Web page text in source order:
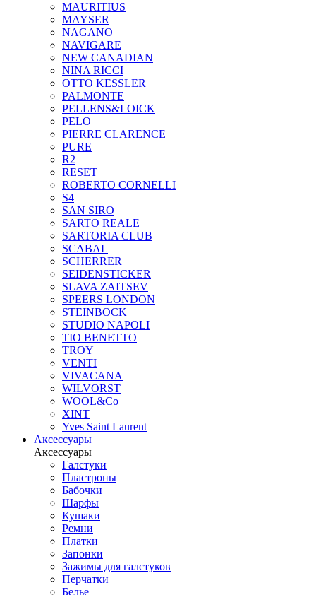
MAURITIUS
MAYSER
NAGANO
NAVIGARE
NEW CANADIAN
NINA RICCI
OTTO KESSLER
PALMONTE
PELLENS&LOICK
PELO
PIERRE CLARENCE
PURE
R2
RESET
ROBERTO CORNELLI
S4
SAN SIRO
SARTO REALE
SARTORIA CLUB
SCABAL
SCHERRER
SEIDENSTICKER
SLAVA ZAITSEV
SPEERS LONDON
STEINBOCK
STUDIO NAPOLI
TIO BENETTO
TROY
VENTI
VIVACANA
WILVORST
WOOL&Co
XINT
Yves Saint Laurent
Аксессуары
Аксессуары
Галстуки
Пластроны
Бабочки
Шарфы
Кушаки
Ремни
Платки
Запонки
Зажимы для галстуков
Перчатки
Белье